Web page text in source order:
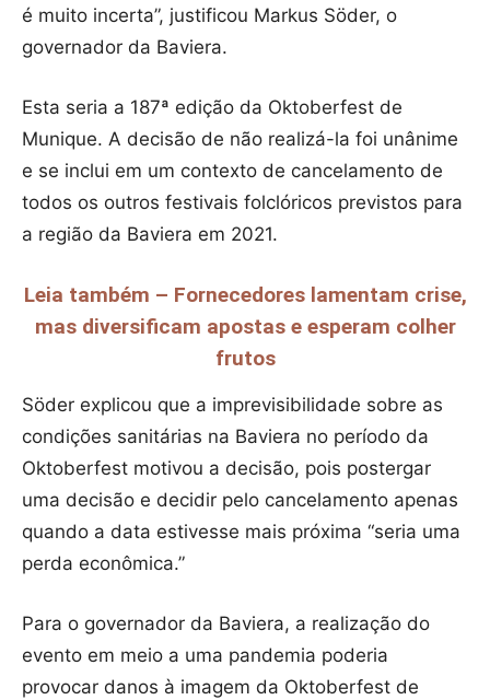
é muito incerta”, justificou Markus Söder, o
governador da Baviera.
Esta seria a 187ª edição da Oktoberfest de
Munique. A decisão de não realizá-la foi unânime
e se inclui em um contexto de cancelamento de
todos os outros festivais folclóricos previstos para
a região da Baviera em 2021.
Leia também – Fornecedores lamentam crise,
mas diversificam apostas e esperam colher
frutos
Söder explicou que a imprevisibilidade sobre as
condições sanitárias na Baviera no período da
Oktoberfest motivou a decisão, pois postergar
uma decisão e decidir pelo cancelamento apenas
quando a data estivesse mais próxima “seria uma
perda econômica.”
Para o governador da Baviera, a realização do
evento em meio a uma pandemia poderia
provocar danos à imagem da Oktoberfest de